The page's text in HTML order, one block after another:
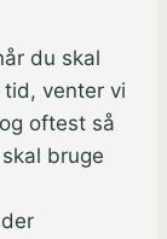
du skal
venter vi
oftest så
bruge